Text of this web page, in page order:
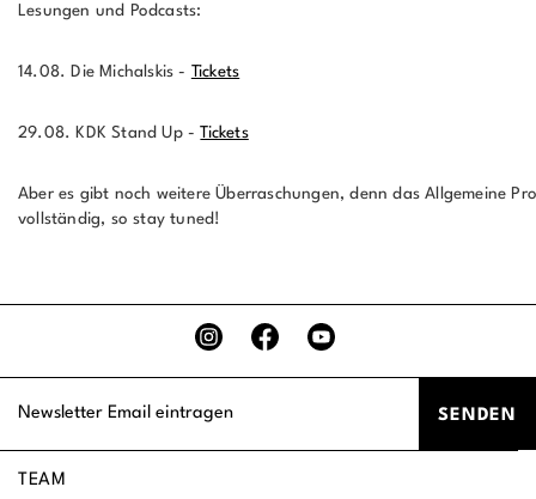
Lesungen und Podcasts:
14.08. Die Michalskis - Tickets
29.08. KDK Stand Up -Tickets
Aber es gibt noch weitere Überraschungen, denn das Allgemeine
vollständig, so stay tuned!
TEAM